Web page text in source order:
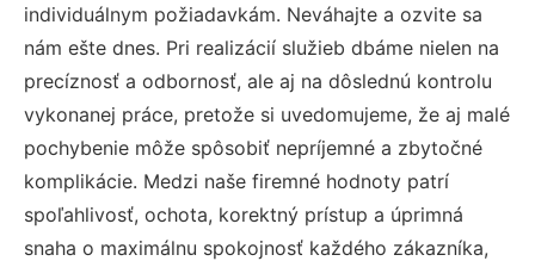
individuálnym požiadavkám. Neváhajte a ozvite sa
nám ešte dnes. Pri realizácií služieb dbáme nielen na
precíznosť a odbornosť, ale aj na dôslednú kontrolu
vykonanej práce, pretože si uvedomujeme, že aj malé
pochybenie môže spôsobiť nepríjemné a zbytočné
komplikácie. Medzi naše firemné hodnoty patrí
spoľahlivosť, ochota, korektný prístup a úprimná
snaha o maximálnu spokojnosť každého zákazníka,